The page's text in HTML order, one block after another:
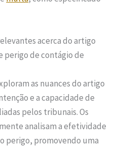
acerca do artigo
perigo de contágio de
as nuances do artigo
e a capacidade de
pelos tribunais. Os
analisam a efetividade
perigo, promovendo uma